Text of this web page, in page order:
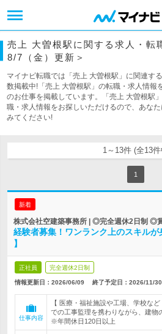
売上 大曽根駅に関する求人・転
8/7（金）更新＞
マイナビ転職では「売上 大曽根駅」に関連す
数掲載中!「売上 大曽根駅」の転職・求人情報
のお仕事を掲載しています。「売上 大曽根駅
職・求人情報をお探しいただけるので、あな
みてください!
1～13件 (全13
1
新着
株式会社空建築事務所 | ◎完全週休2日制 ◎
経験者募集！ワンランク上のスキル
】
正社員 完全週休2日制
情報更新日：2026/06/09 終了予定日： 2026/11/30
仕事内容
【 医療・福祉施設や工場、学校な
での工事監理を携わりながら、建物
※年間休日120日以上